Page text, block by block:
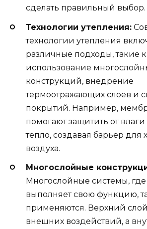
сделать правильный выбор.
Технологии утепления:
технологии утепления
различные подходы, такие
использование
конструкций, внедрение
термоотражающих слоев и
покрытий. Например,
помогают защитить от
тепло, создавая барьер для
воздуха.
Многослойные
Многослойные системы,
выполняет свою функцию,
применяются. Верхний
внешних воздействий, а